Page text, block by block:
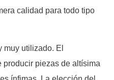
calidad para todo tipo
muy utilizado. El
piezas de altísima